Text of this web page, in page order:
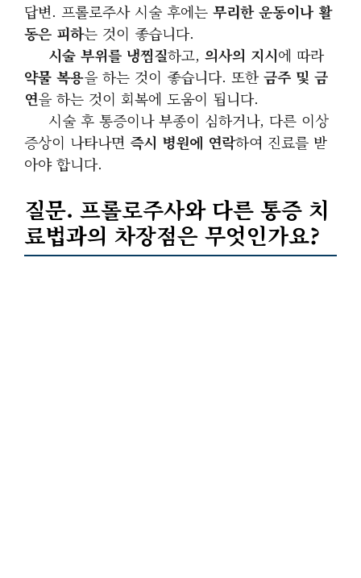
답변. 프롤로주사 시술 후에는 무리한 운동이나 활
동은 피하는 것이 좋습니다.
시술 부위를 냉찜질하고, 의사의 지시에 따라
약물 복용을 하는 것이 좋습니다. 또한금주 및 금
연을 하는 것이 회복에 도움이 됩니다.
시술 후 통증이나 부종이 심하거나, 다른 이상
증상이 나타나면 즉시 병원에 연락하여 진료를 받
아야 합니다.
질문. 프롤로주사와 다른 통증 치
료법과의 차장점은 무엇인가요?